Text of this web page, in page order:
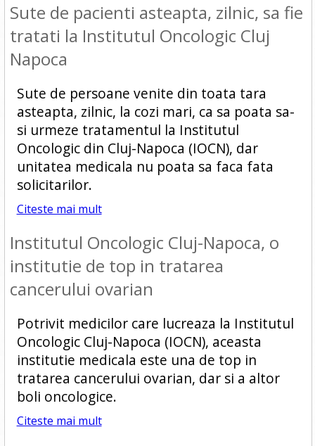
Sute de pacienti asteapta, zilnic, sa fie
tratati la Institutul Oncologic Cluj
Napoca
Sute de persoane venite din toata tara
asteapta, zilnic, la cozi mari, ca sa poata sa-
si urmeze tratamentul la Institutul
Oncologic din Cluj-Napoca (IOCN), dar
unitatea medicala nu poata sa faca fata
solicitarilor.
Citeste mai mult
Institutul Oncologic Cluj-Napoca, o
institutie de top in tratarea
cancerului ovarian
Potrivit medicilor care lucreaza la Institutul
Oncologic Cluj-Napoca (IOCN), aceasta
institutie medicala este una de top in
tratarea cancerului ovarian, dar si a altor
boli oncologice.
Citeste mai mult